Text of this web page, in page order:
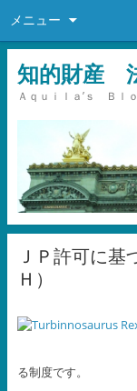
メニュー
知的財産
Ａｑｕｉｌａ’ｓ Ｂｌ
ＪＰ許可に基
Ｈ）
る制度です。